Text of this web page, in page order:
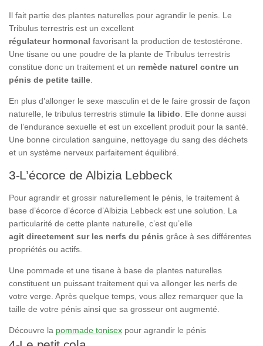
Il fait partie des plantes naturelles pour agrandir le penis. Le
Tribulus terrestris est un excellent
régulateur hormonal favorisant la production de testostérone.
Une tisane ou une poudre de la plante de Tribulus terrestris
constitue donc un traitement et un remède naturel contre un
pénis de petite taille
En plus d’allonger le sexe masculin et de le faire grossir de façon
naturelle, le tribulus terrestris stimule la libido . Elle donne aussi
de l’endurance sexuelle et est un excellent produit pour la santé.
Une bonne circulation sanguine, nettoyage du sang des déchets
et un système nerveux parfaitement équilibré.
3-L’écorce de Albizia Lebbeck
Pour agrandir et grossir naturellement le pénis, le traitement à
base d’écorce d’écorce d’Albizia Lebbeck est une solution. La
particularité de cette plante naturelle, c’est qu’elle
agit directement sur les nerfs du pénis grâce à ses différentes
propriétés ou actifs.
Une pommade et une tisane à base de plantes naturelles
constituent un puissant traitement qui va allonger les nerfs de
votre verge. Après quelque temps, vous allez remarquer que la
taille de votre pénis ainsi que sa grosseur ont augmenté.
Découvre la pommade tonisex pour agrandir le pénis